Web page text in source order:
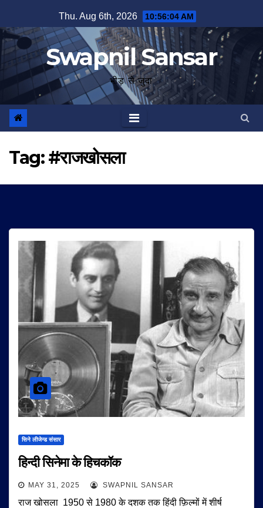
to
content
Thu. Aug 6th, 2026 10:56:05 AM
Swapnil Sansar
भीड़ से जुदा
Tag:#राजखोसला
सिने लीजेन्ड संसार
हिन्दी सिनेमा के हिचकॉक
MAY 31, 2025 SWAPNIL SANSAR
राज खोसला 1950 से 1980 के दशक तक हिंदी फ़िल्मों में शीर्ष